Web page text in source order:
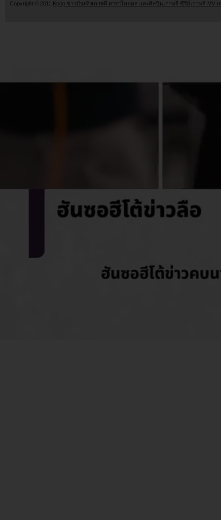
Copyright © 2011 Kpop ข่าวบันเทิงเกาหลี ดาราไอดอล และศิลปินเกาหลี ซีรี่ย์เกาหลี MV